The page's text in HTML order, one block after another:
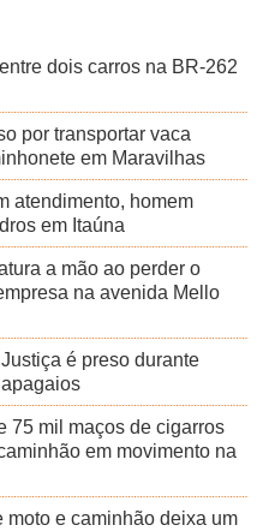
dois carros na BR-262
por transportar vaca
em Maravilhas
atendimento, homem
em Itaúna
a mão ao perder o
na avenida Mello
é preso durante
75 mil maços de cigarros
em movimento na
moto e caminhão deixa um